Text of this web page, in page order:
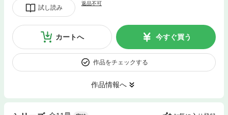
試し読み
返品不可
カートへ 今すぐ買う
作品をチェックする
作品情報へ